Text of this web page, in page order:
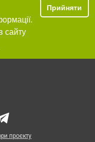
сайту
Прийняти
проєкту